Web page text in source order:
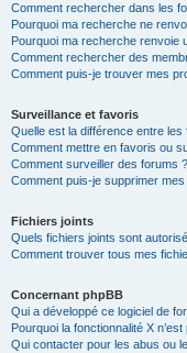
Comment rechercher dans les
Pourquoi ma recherche ne
Pourquoi ma recherche renvoie
Comment rechercher des
Comment puis-je trouver mes
Surveillance et favoris
Quelle est la différence entre
Comment mettre en favoris ou
Comment surveiller des forums ?
Comment puis-je supprimer
Fichiers joints
Quels fichiers joints sont
Comment trouver tous mes
Concernant phpBB
Qui a développé ce logiciel de
Pourquoi la fonctionnalité X
Qui contacter pour les abus ou